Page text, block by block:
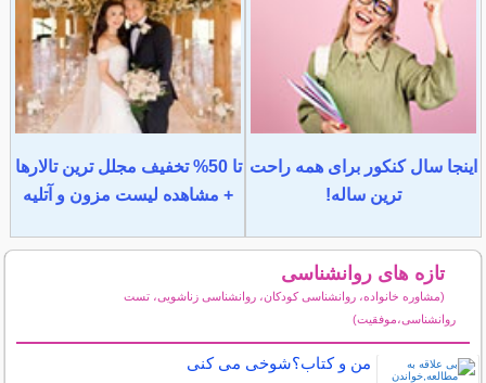
اینجا سال کنکور برای همه راحت
ترین ساله!
تا 50% تخفیف مجلل ترین تالارها
+ مشاهده لیست مزون و آتلیه
تازه های روانشناسی
(مشاوره خانواده، روانشناسی کودکان، روانشناسی زناشویی، تست
روانشناسی،موفقیت)
من و کتاب؟شوخی می کنی